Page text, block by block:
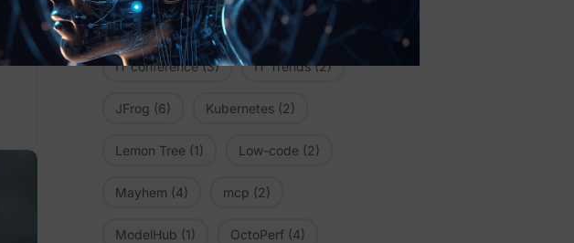
GitOn(7) Imagix4D (1)
IT conference(3) IT Trends(2)
JFrog (6) Kubernetes (2)
Lemon Tree (1) Low-code (2)
Mayhem (4) mcp (2)
ModelHub (1) OctoPerf (4)